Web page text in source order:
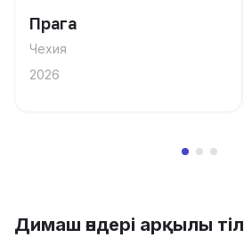
Прага
Чехия
2026
Димаш әндері арқылы тіл